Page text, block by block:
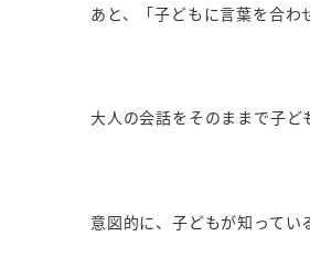
あと、「子どもに言葉を合わ
大人の会話をそのままで子ど
意図的に、子どもが知ってい